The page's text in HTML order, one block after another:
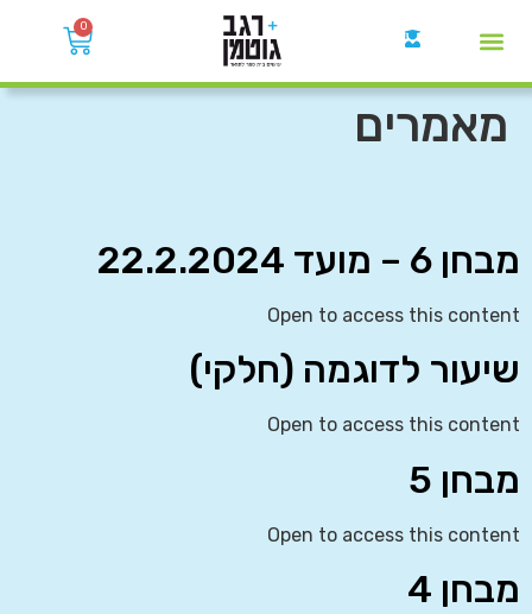
0
מאמרים
מבחן 6 – מועד 22.2.2024
Open to access this content
שיעור לדוגמה (חלקי)
Open to access this content
מבחן 5
Open to access this content
מבחן 4